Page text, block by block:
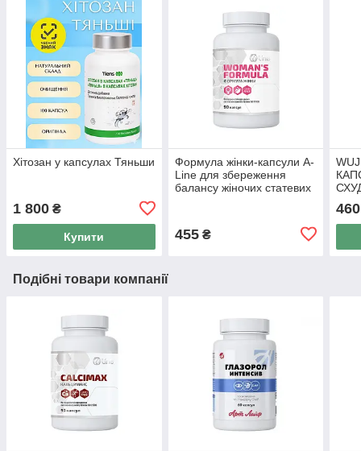
Хітозан у капсулах Тяньши
1 800 ₴
Купити
Формула жінки-капсули A-
Line для збереження
балансу жіночих статевих
455₴
капс
460
Подібні товари компанії